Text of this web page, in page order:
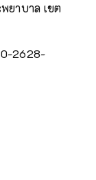
ยาบาล เขต
0-2628-